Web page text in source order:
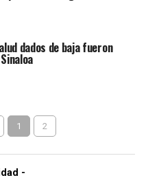
dados de baja fueron
1 2
-